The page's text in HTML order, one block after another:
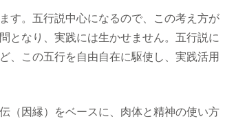
す。五行説中心になるので、この考え方が
となり、実践には生かせません。五行説に
、この五行を自由自在に駆使し、実践活用
（因縁）をベースに、肉体と精神の使い方